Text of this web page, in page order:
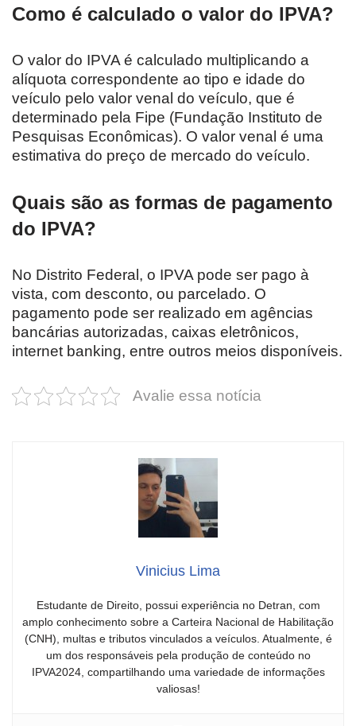
Como é calculado o valor do IPVA?
O valor do IPVA é calculado multiplicando a
alíquota correspondente ao tipo e idade do
veículo pelo valor venal do veículo, que é
determinado pela Fipe (Fundação Instituto de
Pesquisas Econômicas). O valor venal é uma
estimativa do preço de mercado do veículo.
Quais são as formas de pagamento
do IPVA?
No Distrito Federal, o IPVA pode ser pago à
vista, com desconto, ou parcelado. O
pagamento pode ser realizado em agências
bancárias autorizadas, caixas eletrônicos,
internet banking, entre outros meios disponíveis.
Avalie essa notícia
Vinicius Lima
Estudante de Direito, possui experiência no Detran, com
amplo conhecimento sobre a Carteira Nacional de Habilitação
(CNH), multas e tributos vinculados a veículos. Atualmente, é
um dos responsáveis pela produção de conteúdo no
IPVA2024, compartilhando uma variedade de informações
valiosas!